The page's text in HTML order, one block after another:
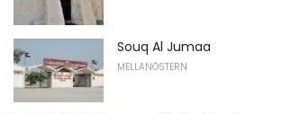
Souq Al Jumaa
MELLANÖSTERN